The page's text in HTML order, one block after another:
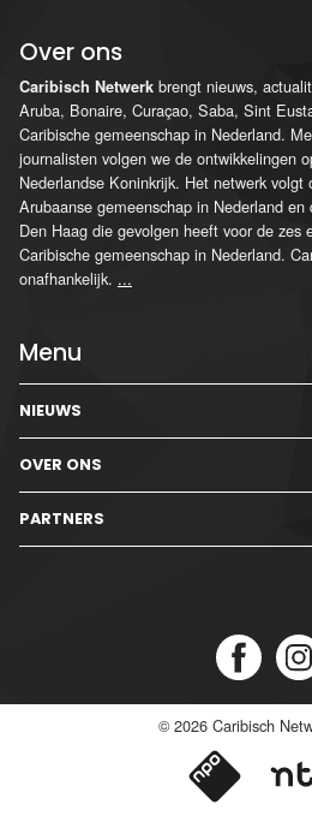
Over ons
Caribisch Netwerk brengt nieuws,
Aruba, Bonaire, Curaçao, Saba, Sint
Caribische gemeenschap in Nederland.
journalisten volgen we de ontwikkelingen
Nederlandse Koninkrijk. Het netwerk
Arubaanse gemeenschap in Nederland
Den Haag die gevolgen heeft voor de zes
Caribische gemeenschap in Nederland.
onafhankelijk. ...
Menu
NIEUWS
OVER ONS
PARTNERS
© 2026 Caribisch